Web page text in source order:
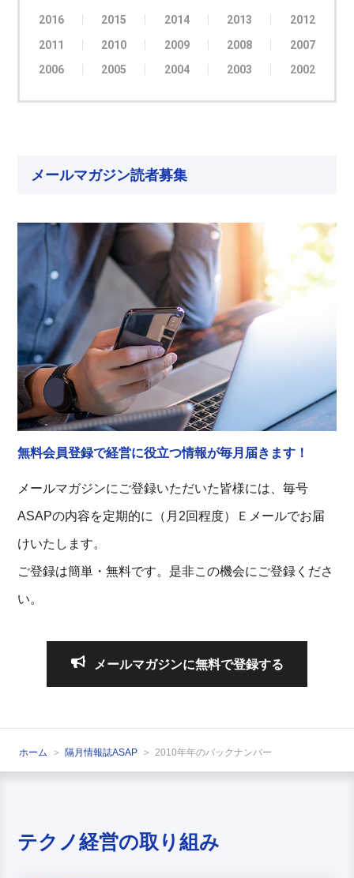
2016
2015 2014 2013
2012
2011
2010 2009 2008
2007
2006
2005 2004 2003 2002
メールマガジン読者募集
無料会員登録で経営に役立つ情報が毎月届きます！
メールマガジンにご登録いただいた皆様には、毎号
ASAPの内容を定期的に（月2回程度）Ｅメールでお届
けいたします。
ご登録は簡単・無料です。是非この機会にご登録くださ
い。
メールマガジンに無料で登録する
ホーム 隔月情報誌ASAP 2010年年のバックナンバー
テクノ経営の取り組み